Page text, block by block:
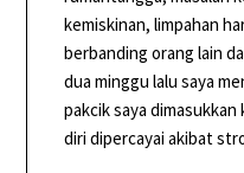
kemiskinan, limpahan
berbanding orang lain
dua minggu lalu saya
pakcik saya
diri dipercayai akibat